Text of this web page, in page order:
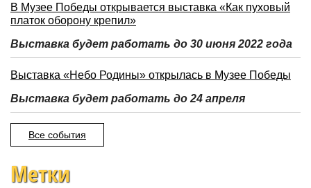
В Музее Победы открывается выставка «Как пуховый
платок оборону крепил»
Выставка будет работать до 30 июня 2022 года
Выставка «Небо Родины» открылась в Музее Победы
Выставка будет работать до 24 апреля
Все события
Метки